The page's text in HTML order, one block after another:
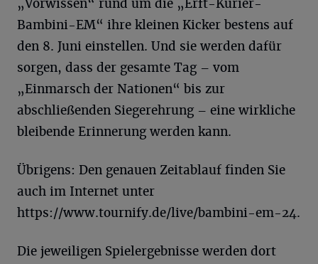
„Vorwissen“ rund um die „Erft-Kurier-
Bambini-EM“ ihre kleinen Kicker bestens auf
den 8. Juni einstellen. Und sie werden dafür
sorgen, dass der gesamte Tag – vom
„Einmarsch der Nationen“ bis zur
abschließenden Siegerehrung – eine wirkliche
bleibende Erinnerung werden kann.
Übrigens: Den genauen Zeitablauf finden Sie
auch im Internet unter
https://www.tournify.de/live/bambini-em-24.
Die jeweiligen Spielergebnisse werden dort